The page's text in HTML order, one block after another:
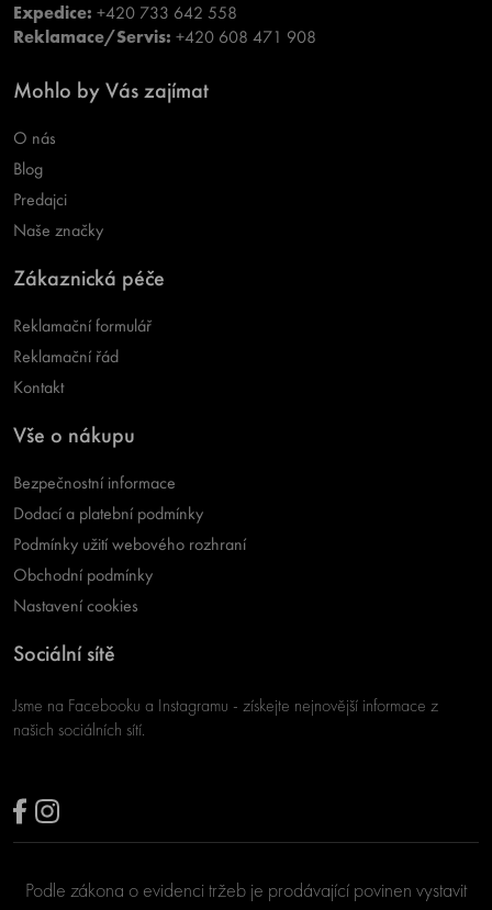
Expedice: +420 733 642 558
Reklamace/Servis: +420 608 471 908
Mohlo by Vás zajímat
O nás
Blog
Predajci
Naše značky
Zákaznická péče
Reklamační formulář
Reklamační řád
Kontakt
Vše o nákupu
Bezpečnostní informace
Dodací a platební podmínky
Podmínky užití webového rozhraní
Obchodní podmínky
Nastavení cookies
Sociální sítě
Jsme na Facebooku a Instagramu - získejte nejnovější informace z
našich sociálních sítí.
Podle zákona o evidenci tržeb je prodávající povinen vystavit